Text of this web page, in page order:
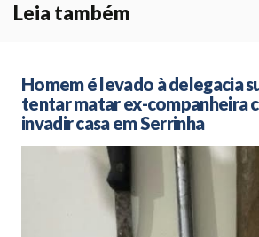
Leia também
Homem é levado à delegacia
tentar matar ex-companheira
invadir casa em Serrinha